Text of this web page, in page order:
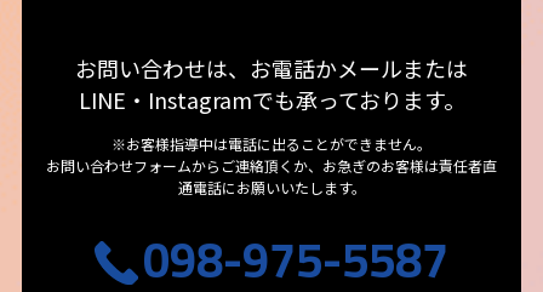
お問い合わせは、お電話かメールまたは
LINE・Instagramでも承っております。
※お客様指導中は電話に出ることができません。
お問い合わせフォームからご連絡頂くか、お急ぎのお客様は責任者直
通電話にお願いいたします。
098-975-5587